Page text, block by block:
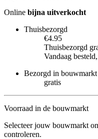
Online bijna uitverkocht
Thuisbezorgd
€4.95
Thuisbezorgd
Vandaag
Bezorgd in bouwmarkt
gratis
Voorraad in de bouwmarkt
Selecteer jouw bouwmarkt
controleren.